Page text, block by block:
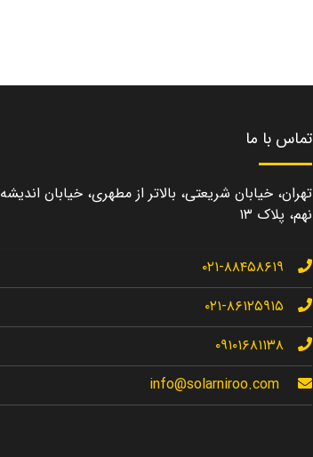
تماس با ما
تهران، خیابان شریعتی، بالاتر از مطهری، خیابان اندیشه
نهم، پلاک ۱۳
۰۲۱-۸۸۴۵۸۶۱۹
۰۲۱-۸۶۱۲۵۹۱۵
۰۹۱۰۱۶۸۱۱۳۸
info@solarniroo.com